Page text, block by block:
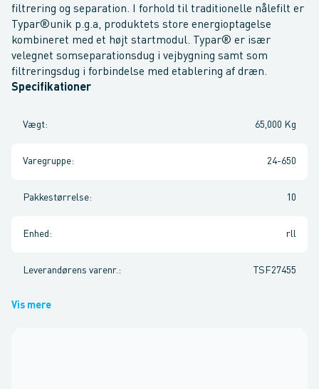
filtrering og separation. I forhold til traditionelle nålefilt er
Typar®unik p.g.a, produktets store energioptagelse
kombineret med et højt startmodul. Typar® er især
velegnet somseparationsdug i vejbygning samt som
filtreringsdug i forbindelse med etablering af dræn.
Specifikationer
Vægt: 65,000 Kg
Varegruppe: 24-650
Pakkestørrelse: 10
Enhed : rll
Leverandørens varenr. : TSF27455
Vis mere